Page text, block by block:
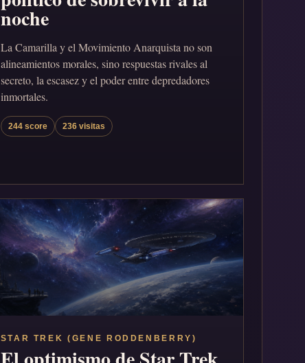
noche
La Camarilla y el Movimiento Anarquista no son
alineamientos morales, sino respuestas rivales al
secreto, la escasez y el poder entre depredadores
inmortales.
244 score 236 visitas
STAR TREK (GENE RODDENBERRY)